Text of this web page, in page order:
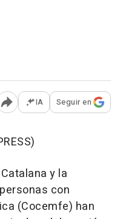
Abrir opciones para
IA Seguir en
y la
con
(Cocemfe) han